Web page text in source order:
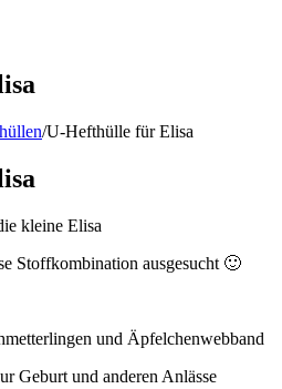
/U-Hefthülle für Elisa
kleine Elisa
Stoffkombination ausgesucht 🙂
und Äpfelchenwebband
Geburt und anderen Anlässe